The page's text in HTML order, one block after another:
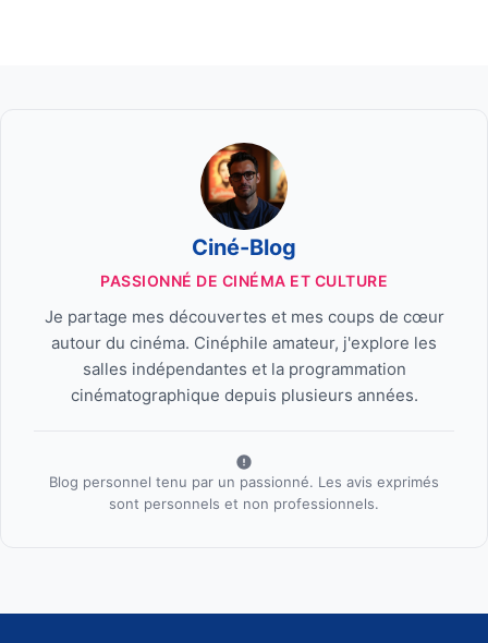
Ciné-Blog
PASSIONNÉ DE CINÉMA ET CULTURE
Je partage mes découvertes et mes coups de cœur
autour du cinéma. Cinéphile amateur, j'explore les
salles indépendantes et la programmation
cinématographique depuis plusieurs années.
Blog personnel tenu par un passionné. Les avis exprimés
sont personnels et non professionnels.